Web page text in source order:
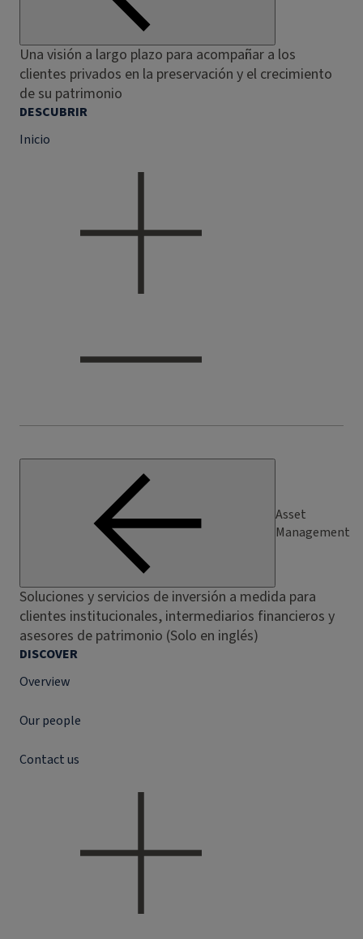
Una visión a largo plazo para acompañar a los
clientes privados en la preservación y el crecimiento
de su patrimonio
DESCUBRIR
Inicio
Asset
Management
Soluciones y servicios de inversión a medida para
clientes institucionales, intermediarios financieros y
asesores de patrimonio (Solo en inglés)
DISCOVER
Overview
Our people
Contact us